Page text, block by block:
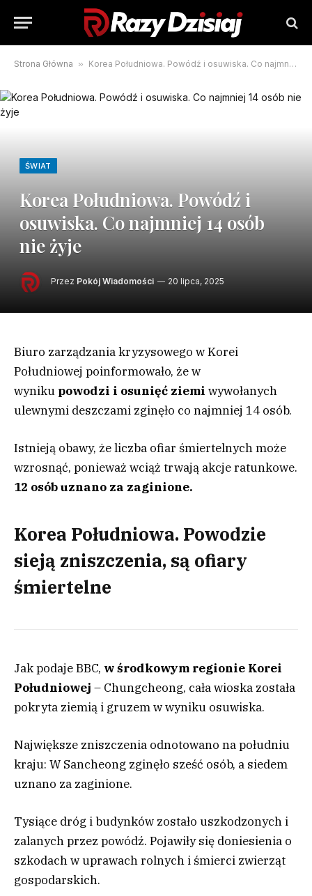
Strona Główna » Korea Południowa. Powódź i osuwiska. Co najmniej 14 osób nie żyje
ŚWIAT
Korea Południowa. Powódź i
osuwiska. Co najmniej 14 osób
nie żyje
Przez Pokój Wiadomości 20 lipca, 2025
Biuro zarządzania kryzysowego w Korei
Południowej poinformowało, że w
wyniku powodzi i osunięć ziemi wywołanych
ulewnymi deszczami zginęło co najmniej 14 osób.
Istnieją obawy, że liczba ofiar śmiertelnych może
wzrosnąć, ponieważ wciąż trwają akcje ratunkowe.
12 osób uznano za zaginione.
Korea Południowa. Powodzie
sieją zniszczenia, są ofiary
śmiertelne
Jak podaje BBC, w środkowym regionie Korei
Południowej – Chungcheong, cała wioska została
pokryta ziemią i gruzem w wyniku osuwiska.
Największe zniszczenia odnotowano na południu
kraju: W Sancheong zginęło sześć osób, a siedem
uznano za zaginione.
Tysiące dróg i budynków zostało uszkodzonych i
zalanych przez powódź. Pojawiły się doniesienia o
szkodach w uprawach rolnych i śmierci zwierząt
gospodarskich.